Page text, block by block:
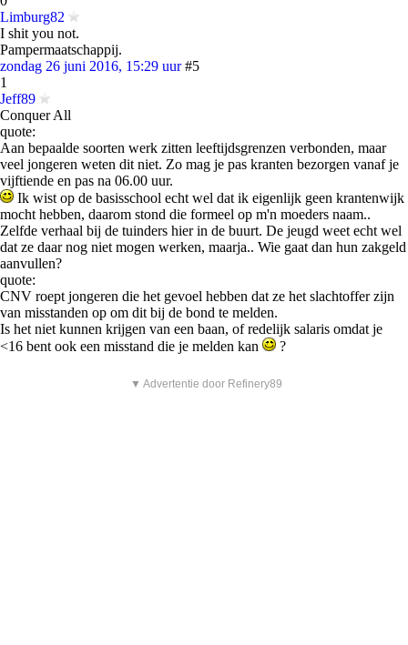
Limburg82
I shit you not.
Pampermaatschappij.
zondag 26 juni 2016, 15:29 uur #5
1
Jeff89
Conquer All
quote:
Aan bepaalde soorten werk zitten leeftijdsgrenzen verbonden, maar
veel jongeren weten dit niet. Zo mag je pas kranten bezorgen vanaf je
vijftiende en pas na 06.00 uur.
Ik wist op de basisschool echt wel dat ik eigenlijk geen krantenwijk
mocht hebben, daarom stond die formeel op m'n moeders naam..
Zelfde verhaal bij de tuinders hier in de buurt. De jeugd weet echt wel
dat ze daar nog niet mogen werken, maarja.. Wie gaat dan hun zakgeld
aanvullen?
quote:
CNV roept jongeren die het gevoel hebben dat ze het slachtoffer zijn
van misstanden op om dit bij de bond te melden.
Is het niet kunnen krijgen van een baan, of redelijk salaris omdat je
<16 bent ook een misstand die je melden kan
?
▼ Advertentie door Refinery89